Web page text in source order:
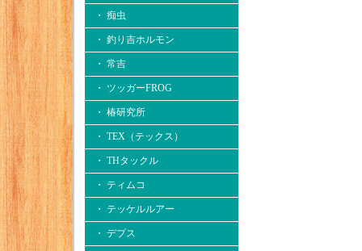
・ 痴虫
・ 釣り吉ホルモン
・ 常吉
・ ツッガーFROG
・ 椿研究所
・ TEX（テックス）
・ THタックル
・ ティムコ
・ テッケルルアー
・ デプス